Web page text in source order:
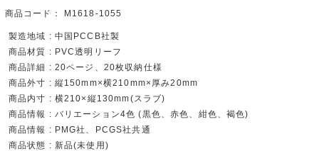
商品コード： M1618-1055
製造地域 : 中国PCCB社製
商品材質 : PVC透明リーフ
商品詳細 : 20ページ、20枚収納仕様
商品外寸 : 縦150mm×横210mm×厚み20mm
商品内寸 : 横210×縦130mm(スラブ)
商品情報 : バリエーション4色 (黒色、赤色、紺色、褐色)
商品情報 : PMG社、PCGS社共通
商品状態 : 新品(未使用)